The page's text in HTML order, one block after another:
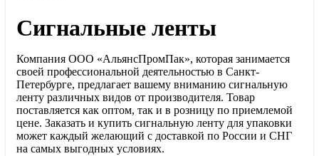
Сигнальные ленты
Компания ООО «АльянсПромПак», которая занимается
своей профессиональной деятельностью в Санкт-
Петербурге, предлагает вашему вниманию сигнальную
ленту различных видов от производителя. Товар
поставляется как оптом, так и в розницу по приемлемой
цене. Заказать и купить сигнальную ленту для упаковки
может каждый желающий с доставкой по России и СНГ
на самых выгодных условиях.